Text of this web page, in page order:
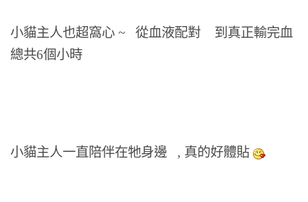
小貓主人也超窩心 ~ 從血液配對 到真正輸完血
總共6個小時
小貓主人一直陪伴在牠身邊 , 真的好體貼